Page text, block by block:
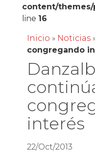
content/
line 16
Inicio » Noticias
congregando
interés
22/Oct/2013